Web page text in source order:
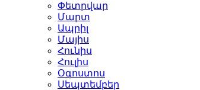
Փետրվար
Մարտ
Ապրիլ
Մայիս
Հունիս
Հուլիս
Օգոստոս
Սեպտեմբեր